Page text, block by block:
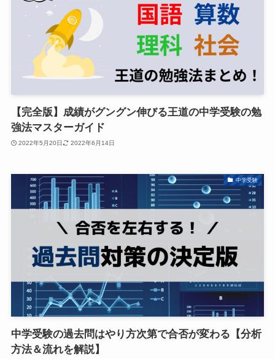
【完全版】成績がグングン伸びる王道の中学受験の勉
強法マスターガイド
2022年5月20日 2022年6月14日
中学受験
中学受験の過去問はやり方次第で合否が変わる【分析
方法＆流れを解説】